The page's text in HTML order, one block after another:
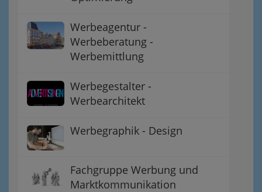
Werbeagentur -
Werbeberatung -
Werbemittlung
Werbegestalter -
Werbearchitekt
Werbegraphik - Design
Fachgruppe Werbung und
Marktkommunikation